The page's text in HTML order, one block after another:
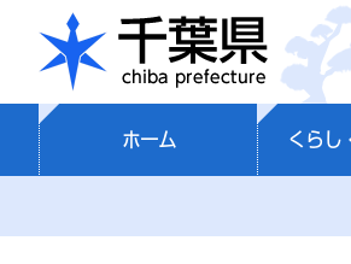
千葉県
ホーム くらし